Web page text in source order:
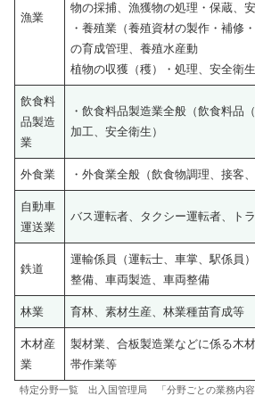
漁業
物の採捕、漁獲物の処理・保蔵、
・養殖業（養殖資材の製作・補修
の育成管理、養殖水産動
植物の収獲（穫）・処理、安全衛生
飲食料
品製造
業
・飲食料品製造業全般（飲食料品
加工、安全衛生）
外食業 ・外食業全般（飲食物調理、接客
自動車
運送業
バス運転者、タクシー運転者、ト
鉄道
運輸係員（運転士、車掌、駅係員
整備、車両製造、車両整備
林業 育林、素材生産、林業種苗育成等
木材産
業
製材業、合板製造業などに係る木
帯作業等
特定分野一覧 出入国管理局 「分野ごとの業務内容